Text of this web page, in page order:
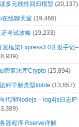
多元线性回归模型 (20,137)
在线聊天室 (19,466)
考试攻略 (19,233)
发框架Express3.0开发手记–
密算法库Crypto (15,894)
科学新类型tibble (13,857)
代理Nodejs – log4js日志IP
器程序 Rserve详解